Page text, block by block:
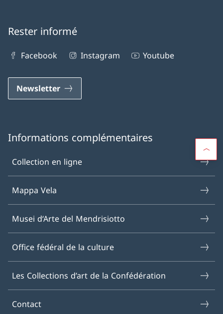
Rester informé
Facebook Instagram Youtube
Newsletter
Informations complémentaires
Collection en ligne
Mappa Vela
Musei d‘Arte del Mendrisiotto
Office fédéral de la culture
Les Collections d’art de la Confédération
Contact